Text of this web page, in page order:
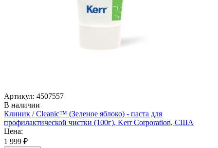
Артикул: 4507557
В наличии
Клиник / Cleanic™ (Зеленое яблоко) - паста для
профилактической чистки (100г), Kerr Corporation, США
Цена:
1 999 ₽